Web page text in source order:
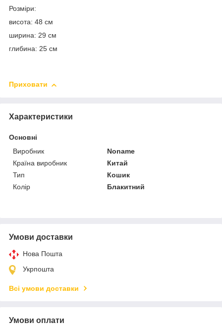
Розміри:
висота: 48 см
ширина: 29 см
глибина: 25 см
Приховати
Характеристики
Основні
Виробник
Noname
Країна виробник
Китай
Тип
Кошик
Колір
Блакитний
Умови доставки
Нова Пошта
Укрпошта
Всі умови доставки
Умови оплати